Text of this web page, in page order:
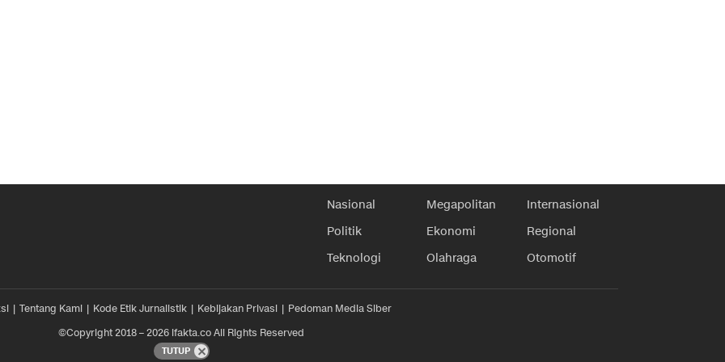
Nasional Megapolitan
Internasional
Politik
Ekonomi
Regional
Teknologi
Olahraga Otomotif
Tentang Kami Kode Etik Jurnalistik Kebijakan Privasi
Pedoman Media Siber
©Copyright 2018 – 2026 ifakta.co All Rights Reserved
TUTUP